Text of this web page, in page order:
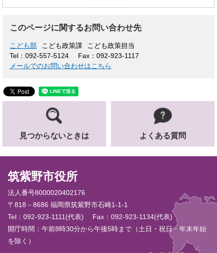
このページに関するお問い合わせ先
こども部 こども政策課
こども政策担当
Tel：092-557-5124
Fax：092-923-1117
メールでのお問い合わせはこちら
見つからないときは よくある質問
筑紫野市役所
法人番号8000020402176
〒818－8686 福岡県筑紫野市石崎1-1-1
Tel：092-923-1111(代表)
Fax：092-923-1134(代表)
開庁時間：午前8時30分から午後5時まで（土日・祝日・年末年始
を除く）